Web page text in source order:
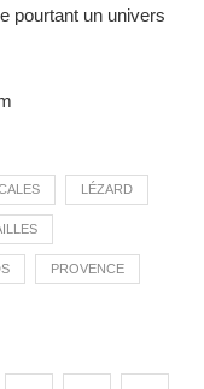
pourtant un univers
LÉZARD
PROVENCE